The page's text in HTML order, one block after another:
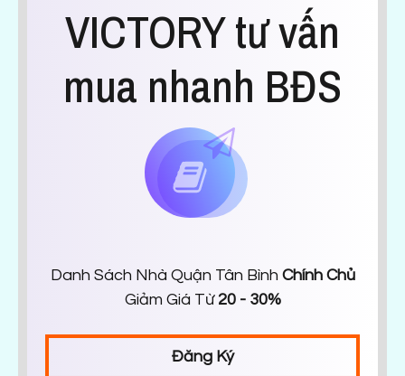
VICTORY tư vấn
mua nhanh BĐS
Danh Sách Nhà Quận Tân Bình Chính Chủ
Giảm Giá Từ 20 - 30%
Đăng Ký